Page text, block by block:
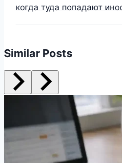
когда туда попадают
Similar Posts